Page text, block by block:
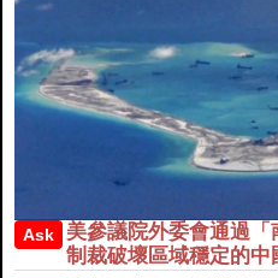
Ask
美參議院外委會通過
制裁破壞區域穩定的中